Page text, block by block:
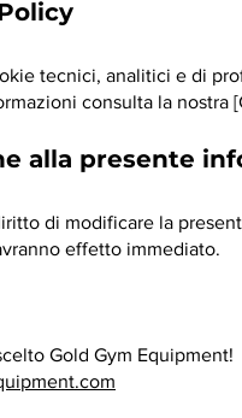
tecnici, analitici e di
consulta la nostra
alla presente
di modificare la
effetto immediato.
Gold Gym Equipment!